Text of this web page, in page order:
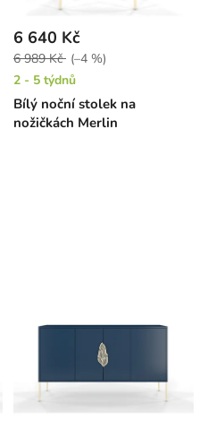
Bílý noční stolek na
nožičkách Merlin
6 640 Kč
6 989 Kč (–4 %)
2 - 5 týdnů